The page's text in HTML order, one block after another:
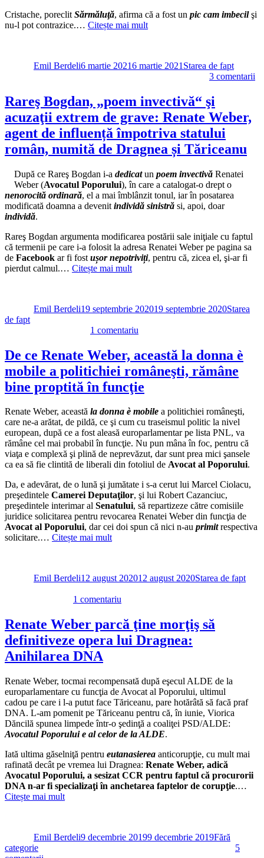
Cristache, poreclit Sărmăluţă, afirma că a fost un pic cam imbecilşi
nu-l pot contrazice.… Citește mai mult
Emil Berdeli6 martie 20216 martie 2021 Starea de fapt
3 comentarii
Rareş Bogdan, „poem invectivă“ şi
acuzaţii extrem de grave: Renate Weber,
agent de influență împotriva statului
român, numită de Dragnea și Tăriceanu
După ce Rareş Bogdan i-a dedicatun poem invectivă Renatei
Weber (Avocatul Poporului), în care a catalogat-o drept o
nenorocită ordinară, el a mai îmblânzit tonul, iar în posatarea
modificată doamna a devenit individă sinistră si, apoi, doar
individă.
Rareş Bogdan argumenta modificarea postării sale iniţiale cu faptul
că termenii pe care i-a folosit la adresa Renatei Weber pe pagina sa
de Facebook ar fi fost ușor nepotriviți, pentru că, zicea el, şi-ar fi
pierdut calmul.… Citește mai mult
Emil Berdeli19 septembrie 202019 septembrie 2020Starea
de fapt
1 comentariu
Bogdan,
„poem
invectivă“
acuzaţii
de
grave:
Renate
Weber,
agent
de
împotriva
statului
român,
numită
de
De ce Renate Weber, această la donna è
mobile a politichiei româneşti, rămâne
bine proptită în funcţie
Renate Weber, această la donna è mobile a politichiei româneşti,
care ne-a arătat, de pildă, ce şi cum cu traseismul politic la nivel
european, după ce a fost aleasă europarlamentar pe lista PNL, va
rămâne cel mai probabil în funcţie. Nu pun mâna în foc, pentru că
viaţa e complexă şi plină de neprevăzut, dar sunt prea mici şansele
ca ea să fie clintită de liberali din fotoliul de Avocat al Poporului.
Da, e adevărat, de o lună şi jumătate i s-a cerut lui Marcel Ciolacu,
preşedintele Camerei Deputaţilor, şi lui Robert Cazanciuc,
preşedintele interimar al Senatului, să repartizeze către comisiile
juridice solicitarea pentru revocarea Renatei Weber din funcţia de
Avocat al Poporului, dar cei doi spun că nici n-au primitrespectiva
solicitare.… Citește mai mult
Emil Berdeli12 august 202012 august 2020Starea de fapt
1 comentariu
ce
Renate
Weber,
è
mobile
a
politichiei
româneşti,
rămâne
proptită
în
funcţie
Renate Weber parcă ţine morţiş să
definitiveze opera lui Dragnea:
Anihilarea DNA
Renate Weber, tocmai recompensată după eşecul ALDE de la
europarlamentare cu funcţia de Avocat al Poporului, ultimul
cadou pe care i l-a putut face Tăriceanu, pare hotărâtă să facă praf
DNA. L-am pomenit pe Tăriceanu pentru că, în iunie, Viorica
Dăncilă spunea limpede într-o şedinţă a coaliţei PSD/ALDE:
Avocatul Poporului e al celor de la ALDE.
Iată ultima găselniţă pentru eutanasierea anticorupţie, cu mult mai
rafinată decât pe vremea lui Dragnea: Renate Weber, adică
Avocatul Poporului, a sesizat CCR pentru faptul că procurorii
DNA n-ar fi specializaţi în anchetarea faptelor de corupţie.…
Citește mai mult
Emil Berdeli9 decembrie 20199 decembrie 2019Fără
categorie
5